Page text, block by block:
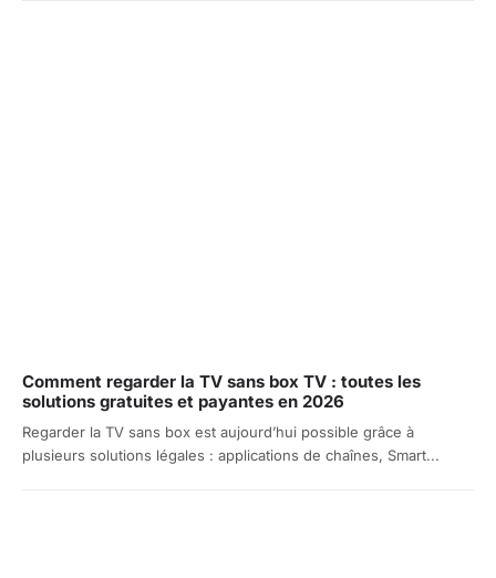
Comment regarder la TV sans box TV : toutes les
solutions gratuites et payantes en 2026
Regarder la TV sans box est aujourd’hui possible grâce à
plusieurs solutions légales : applications de chaînes, Smart...